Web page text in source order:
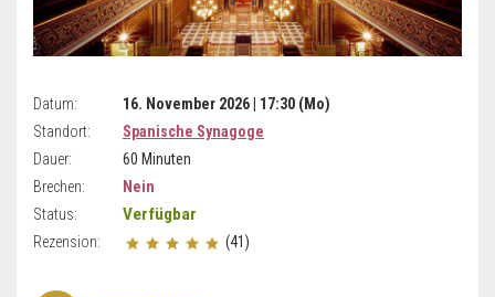
Datum:
16. November 2026 | 17:30 (Mo)
Standort:
Spanische Synagoge
Dauer:
60 Minuten
Brechen:
Nein
Status:
Verfügbar
Rezension: (41)